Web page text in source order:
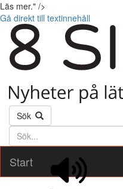
Läs mer." />
Gå direkt till textinnehåll
Sök
Söktext
Start